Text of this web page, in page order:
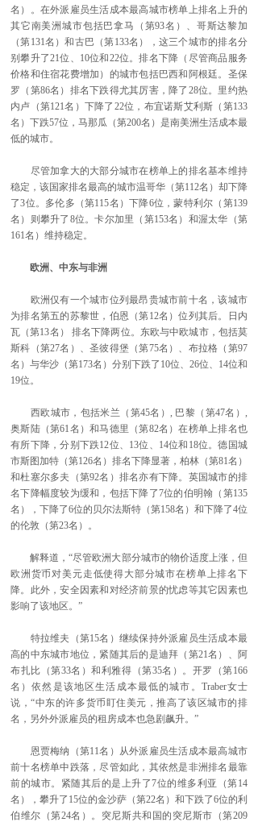
名）。在外派雇员生活成本最高城市榜单上排名上升的
其它南美洲城市包括巴拿马（第93名）、哥斯达黎加
（第131名）和古巴（第133名），这三个城市的排名分
别攀升了21位、10位和22位。排名下降（尽管商品服务
价格和住宿花费增加）的城市包括巴西和阿根廷。圣保
罗（第86名）排名下跌得尤其厉害，降了28位。里约热
内卢（第121名）下降了22位，布宜诺斯艾利斯（第133
名）下跌57位，马那瓜（第200名）是南美洲生活成本最
低的城市。
尽管加拿大的大部分城市在榜单上的排名基本维持
稳定，该国家排名最高的城市温哥华（第112名）却下降
了3位。多伦多（第115名）下降6位，蒙特利尔（第139
名）则攀升了8位。卡尔加里（第153名）和渥太华（第
161名）维持稳定。
欧洲、中东与非洲
欧洲仅有一个城市位列最昂贵城市前十名，该城市
为排名第五的苏黎世，伯恩（第12名）位列其后。日内
瓦（第13名） 排名下降两位。东欧与中欧城市，包括莫
斯科（第27名）、圣彼得堡（第75名）、布拉格（第97
名）与华沙（第173名）分别下跌了10位、26位、14位和
19位。
西欧城市，包括米兰（第45名）, 巴黎（第47名）,
奥斯陆（第61名）和马德里（第82名）在榜单上排名也
有所下降，分别下跌12位、13位、14位和18位。德国城
市斯图加特（第126名）排名下降显著，柏林（第81名）
和杜塞尔多夫（第92名）排名亦有下降。英国城市的排
名下降幅度较为缓和，包括下降了7位的伯明翰（第135
名），下降了6位的贝尔法斯特（第158名）和下降了4位
的伦敦（第23名）。
解释道，“尽管欧洲大部分城市的物价适度上涨，但
欧洲货币对美元走低使得大部分城市在榜单上排名下
降。此外，安全因素和对经济前景的忧虑等其它因素也
影响了该地区。”
特拉维夫（第15名）继续保持外派雇员生活成本最
高的中东城市地位，紧随其后的是迪拜（第21名）、阿
布扎比（第33名）和利雅得（第35名）。开罗（第166
名）依然是该地区生活成本最低的城市。Traber女士
说，“中东的许多货币盯住美元，推高了该区城市的排
名，另外外派雇员的租房成本也急剧飙升。”
恩贾梅纳（第11名）从外派雇员生活成本最高城市
前十名榜单中跌落，尽管如此，其依然是非洲排名最靠
前的城市。紧随其后的是上升了7位的维多利亚（第14
名），攀升了15位的金沙萨（第22名）和下跌了6位的利
伯维尔（第24名）。突尼斯共和国的突尼斯市（第209